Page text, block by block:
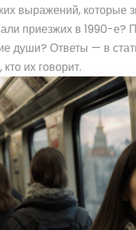
выражений, которые
приезжих в 1990-е?
души? Ответы — в
их говорит.